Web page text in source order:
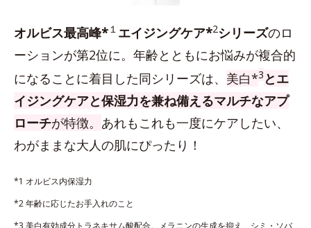
オルビス最高峰*１ エイジングケア*2シリーズのロ
ーションが第2位に。年齢とともにお悩みが複合的
になることに着目した同シリーズは、 美白*3 とエ
イジングケアと保湿力を兼ね備えるマルチなアプ
ローチが特徴。 あれもこれも一度にケアしたい、
わがままな大人の肌にぴったり！
*1 オルビス内保湿力
*2 年齢に応じたお手入れのこと
*3 美白有効成分トラネキサム酸配合。メラニンの生成を抑え、シミ・ソバ